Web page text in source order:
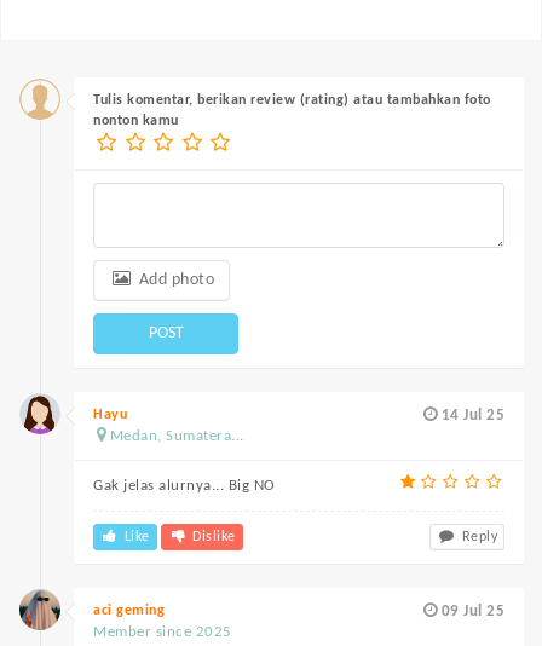
Tulis komentar, berikan review (rating) atau tambahkan foto
nonton kamu
Add photo
POST
14 Jul 25
Hayu
Medan, Sumatera...
Gak jelas alurnya... Big NO
Like Dislike Reply
09 Jul 25
aci geming
Member since 2025